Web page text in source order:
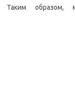
Таким образом,